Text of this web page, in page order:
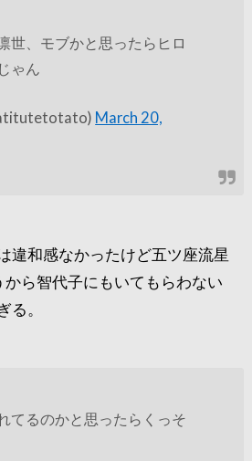
世、モブかと思ったらヒロ
ゃん
March 20,
違和感なかったけど五ツ座流星
ら智代子にもいてもらわない
る。
てるのかと思ったらくっそ